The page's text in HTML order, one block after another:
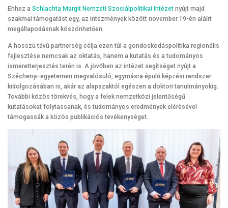
Ehhez a Schlachta Margit Nemzeti Szociálpolitikai Intézet nyújt majd
szakmai támogatást egy, az intézmények között november 19-én aláírt
megállapodásnak köszönhetően.
A hosszú távú partnerség célja ezen túl a gondoskodáspolitika regionális
fejlesztése nemcsak az oktatás, hanem a kutatás és a tudományos
ismeretterjesztés terén is. A jövőben az intézet segítséget nyújt a
Széchenyi-egyetemen megvalósuló, egymásra épülő képzési rendszer
kidolgozásában is, akár az alapszaktól egészen a doktori tanulmányokig.
További közös törekvés, hogy a felek nemzetközi jelentőségű
kutatásokat folytassanak, és tudományos eredmények elérésével
támogassák a közös publikációs tevékenységet.